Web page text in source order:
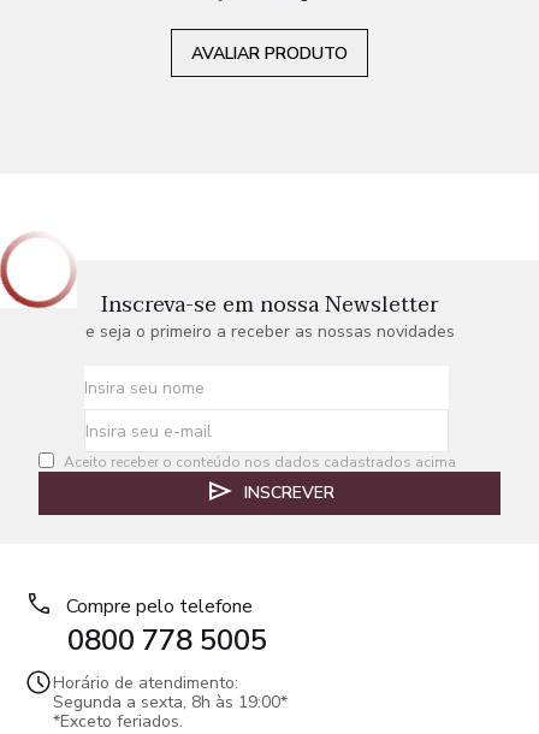
AVALIAR PRODUTO
Inscreva-se em nossa Newsletter
e seja o primeiro a receber as nossas novidades
Aceito receber o conteúdo nos dados cadastrados acima
INSCREVER
Compre pelo telefone
0800 778 5005
Horário de atendimento:
Segunda a sexta, 8h às 19:00*
*Exceto feriados.